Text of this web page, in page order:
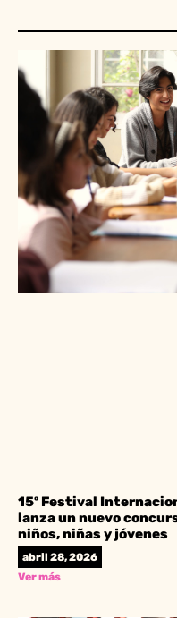
15º Festival
lanza un nuevo
niños, niñas y jóvenes
abril 28, 2026
Ver más